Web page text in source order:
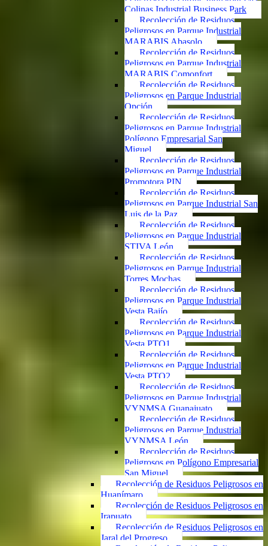
Colinas Industrial Business Park
Recolección de Residuos
Peligrosos en Parque Industrial
MARABIS Abasolo
Recolección de Residuos
Peligrosos en Parque Industrial
MARABIS Comonfort
Recolección de Residuos
Peligrosos en Parque Industrial
Opción
Recolección de Residuos
Peligrosos en Parque Industrial
Polígono Empresarial San
Miguel
Recolección de Residuos
Peligrosos en Parque Industrial
Promotora PIN
Recolección de Residuos
Peligrosos en Parque Industrial San
Luis de la Paz
Recolección de Residuos
Peligrosos en Parque Industrial
STIVA León
Recolección de Residuos
Peligrosos en Parque Industrial
Torres Mochas
Recolección de Residuos
Peligrosos en Parque Industrial
Vesta Bajío
Recolección de Residuos
Peligrosos en Parque Industrial
Vesta PTO1
Recolección de Residuos
Peligrosos en Parque Industrial
Vesta PTO2
Recolección de Residuos
Peligrosos en Parque Industrial
VYNMSA Guanajuato
Recolección de Residuos
Peligrosos en Parque Industrial
VYNMSA León
Recolección de Residuos
Peligrosos en Polígono Empresarial
San Miguel
Recolección de Residuos Peligrosos en
Huanímaro
Recolección de Residuos Peligrosos en
Irapuato
Recolección de Residuos Peligrosos en
Jaral del Progreso